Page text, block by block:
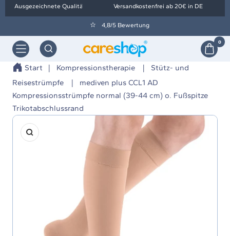
Direkt
zum
Ausgezeichnete Qualität
4,8/5 Bewertung
Versandkostenfrei ab 20€ in DE
Navigation
Orthopädietechnik
-
careshop
0
Start Kompressionstherapie
Stütz- und
Reisestrümpfe
mediven plus CCL1 AD
Kompressionsstrümpfe normal (39-44 cm) o. Fußspitze
Trikotabschlussrand
Zoom